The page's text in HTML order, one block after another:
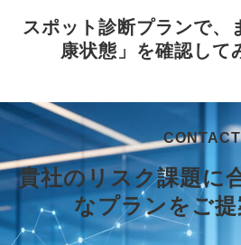
スポット診断プランで、
康状態」を確認して
CONTACT
貴社のリスク課題に
なプランをご